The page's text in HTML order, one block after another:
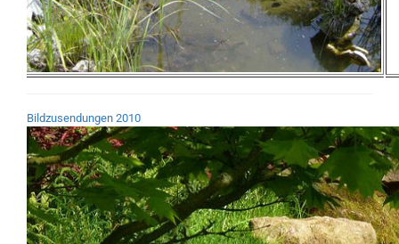
Bildzusendungen 2010